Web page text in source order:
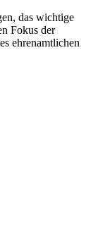
das wichtige
Fokus der
ehrenamtlichen